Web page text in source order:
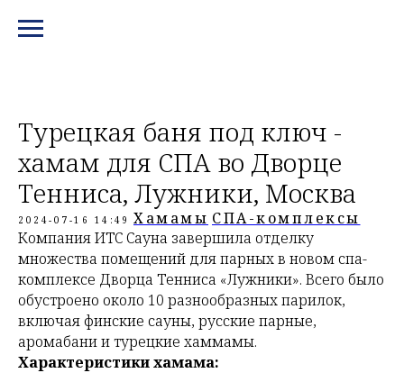
Турецкая баня под ключ -
хамам для СПА во Дворце
Тенниса, Лужники, Москва
2024-07-16 14:49 Хамамы СПА-комплексы
Компания ИТС Сауна завершила отделку
множества помещений для парных в новом спа-
комплексе Дворца Тенниса «Лужники». Всего было
обустроено около 10 разнообразных парилок,
включая финские сауны, русские парные,
аромабани и турецкие хаммамы.
Характеристики хамама: